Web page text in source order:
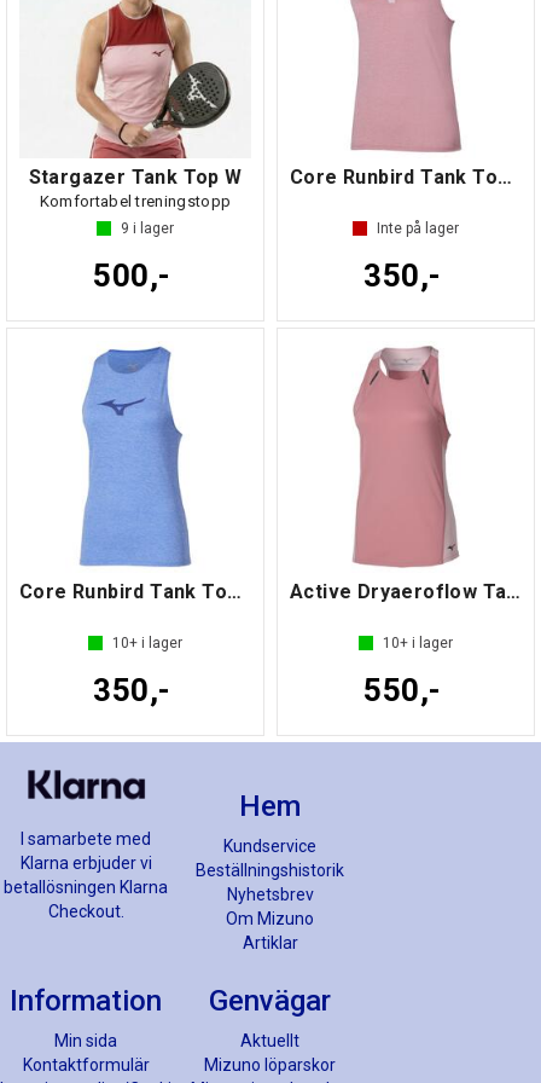
Stargazer Tank Top W
Komfortabel treningstopp
9 i lager
500,-
Core Runbird Tank Top W
Inte på lager
350,-
Core Runbird Tank Top W
10+ i lager
350,-
Active Dryaeroflow Tank Top W
10+ i lager
550,-
I samarbete med
Klarna erbjuder vi
betallösningen Klarna
Checkout.
Hem
Kundservice
Beställningshistorik
Nyhetsbrev
Om Mizuno
Artiklar
Information
Min sida
Kontaktformulär
Genvägar
Aktuellt
Mizuno löparskor